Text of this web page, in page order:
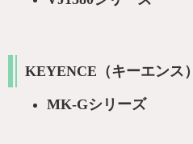
KEYENCE（キーエンス）
MK-Gシリーズ